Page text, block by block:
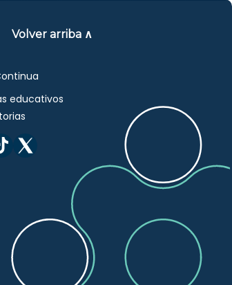
Volver arriba ∧
educativos